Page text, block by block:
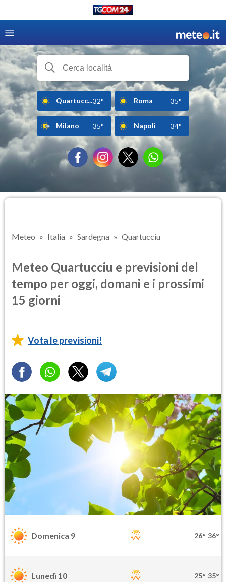
Quartucc...32° Roma 35°
Milano 35° Napoli 34°
Meteo Italia Sardegna Quartucciu
Meteo Quartucciu e previsioni del
tempo per oggi, domani e i prossimi
15 giorni
Vota le previsioni!
Domenica 9 26° 36°
Lunedì 10 25° 35°